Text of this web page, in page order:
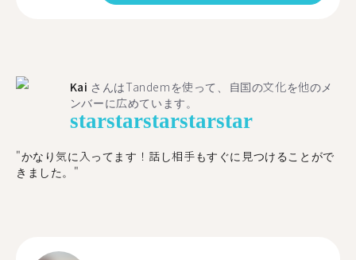
Kai さんはTandemを使って、自国の文化を他のメ
ンバーに広めています。
starstarstarstarstar
"かなり気に入ってます！話し相手もすぐに見つけることがで
きました。"